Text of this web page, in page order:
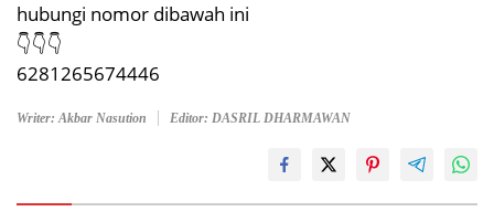
hubungi nomor dibawah ini
👇👇👇
6281265674446
Writer: Akbar Nasution Editor: DASRIL DHARMAWAN